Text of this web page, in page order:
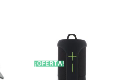
¡OFERTA!